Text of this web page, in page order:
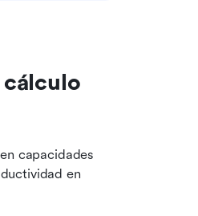
capacidades
en